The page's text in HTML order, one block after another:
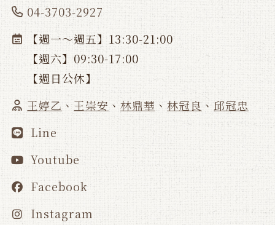
04-3703-2927
【週一～週五】13:30-21:00
【週六】09:30-17:00
【週日公休】
王婷乙 、王崇安 、 林鼎華 、 林冠良 、 邱冠忠
Line
Youtube
Facebook
Instagram